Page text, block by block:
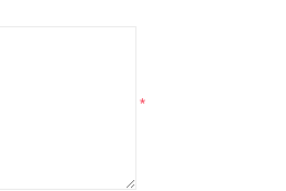
*